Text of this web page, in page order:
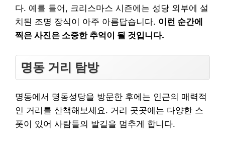
다. 예를 들어, 크리스마스 시즌에는 성당 외부에 설
치된 조명 장식이 아주 아름답습니다. 이런 순간에
찍은 사진은 소중한 추억이 될 것입니다.
명동 거리 탐방
명동에서 명동성당을 방문한 후에는 인근의 매력적
인 거리를 산책해보세요. 거리 곳곳에는 다양한 스
폿이 있어 사람들의 발길을 멈추게 합니다.